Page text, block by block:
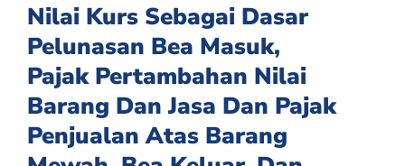
Nilai Kurs Sebagai Dasar
Pelunasan Bea Masuk,
Pajak Pertambahan Nilai
Barang Dan Jasa Dan Pajak
Penjualan Atas Barang